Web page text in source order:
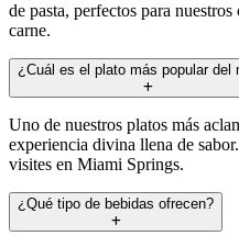
de pasta, perfectos para
carne.
¿Cuál es el plato más popular del
Uno de nuestros platos más
experiencia divina llena de
visites en Miami Springs.
¿Qué tipo de bebidas ofrecen?